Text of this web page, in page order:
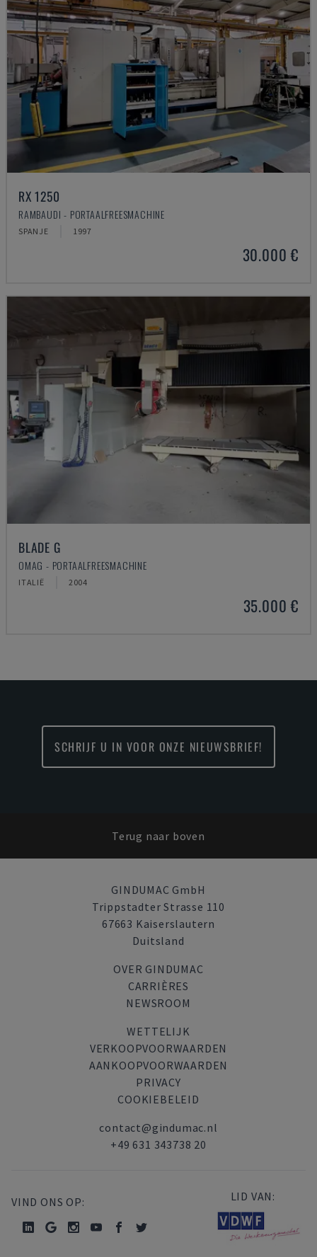
RX 1250
RAMBAUDI - PORTAALFREESMACHINE
SPANJE 1997
30.000 €
BLADE G
OMAG - PORTAALFREESMACHINE
ITALIË 2004
35.000 €
SCHRIJF U IN VOOR ONZE NIEUWSBRIEF!
Terug naar boven
GINDUMAC GmbH
Trippstadter Strasse 110
67663 Kaiserslautern
Duitsland
OVER GINDUMAC
CARRIÈRES
NEWSROOM
WETTELIJK
VERKOOPVOORWAARDEN
AANKOOPVOORWAARDEN
PRIVACY
COOKIEBELEID
contact@gindumac.nl
+49 631 343738 20
VIND ONS OP: LID VAN: